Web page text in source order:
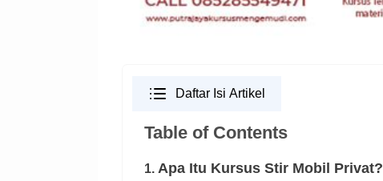
Daftar Isi Artikel
Table of Contents
1. Apa Itu Kursus Stir Mobil Privat?